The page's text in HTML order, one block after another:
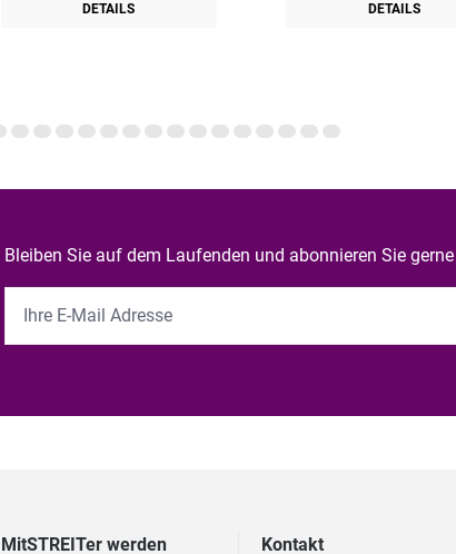
DETAILS DETAILS
Bleiben Sie auf dem Laufenden und abonnieren Sie
MitSTREITer werden Kontakt